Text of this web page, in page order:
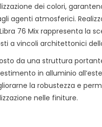
dei colori,
agenti atmosferici.
76 Mix rappresenta la
a vincoli architettonici
da una struttura
in alluminio
la robustezza e
nelle finiture.